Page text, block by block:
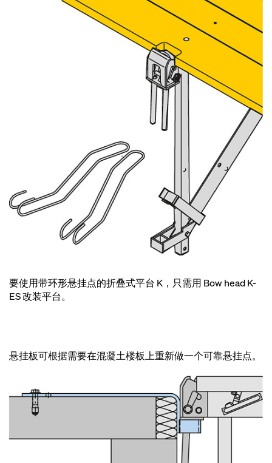
要使用带环形悬挂点的折叠式平台 K，只需用 Bow head K-
ES 改装平台。
悬挂板可根据需要在混凝土楼板上重新做一个可靠悬挂点。